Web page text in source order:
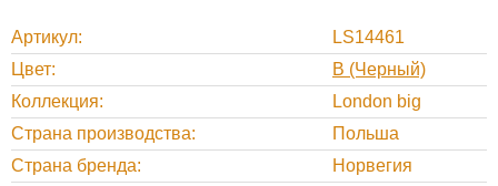
Артикул
LS14461
Цвет
B (Черный)
Коллекция
London big
Страна производства
Польша
Страна бренда
Норвегия